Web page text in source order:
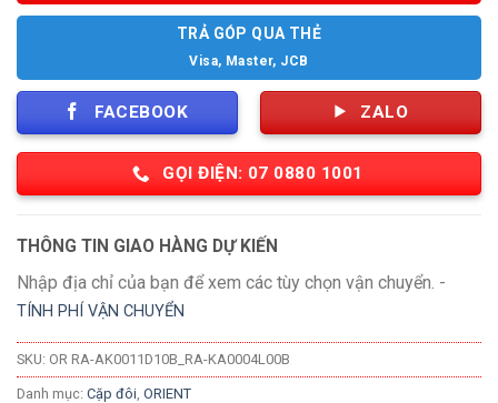
TRẢ GÓP QUA THẺ
Visa, Master, JCB
FACEBOOK ZALO
GỌI ĐIỆN: 07 0880 1001
THÔNG TIN GIAO HÀNG DỰ KIẾN
Nhập địa chỉ của bạn để xem các tùy chọn vận chuyển. -
TÍNH PHÍ VẬN CHUYỂN
SKU: OR RA-AK0011D10B_RA-KA0004L00B
Danh mục: Cặp đôi ORIENT